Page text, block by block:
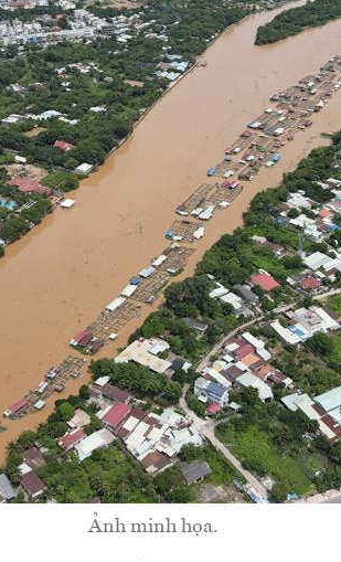
Ảnh minh họa.